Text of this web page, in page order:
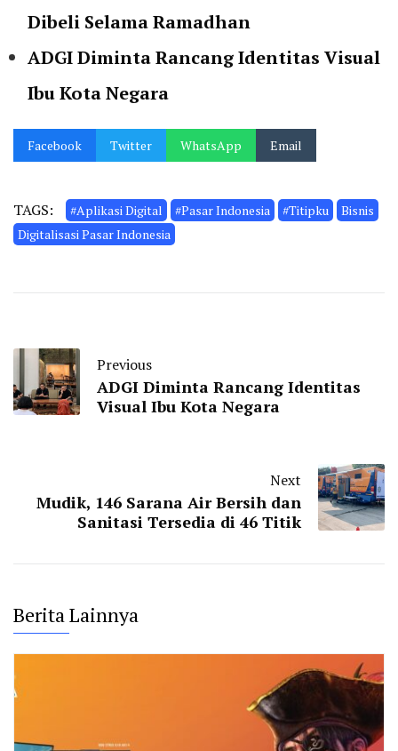
Dibeli Selama Ramadhan
ADGI Diminta Rancang Identitas Visual
Ibu Kota Negara
Facebook Twitter WhatsApp Email
TAGS: #Aplikasi Digital #Pasar Indonesia #Titipku
Bisnis
Digitalisasi Pasar Indonesia
Previous
ADGI Diminta Rancang Identitas
Visual Ibu Kota Negara
Next
Mudik, 146 Sarana Air Bersih dan
Sanitasi Tersedia di 46 Titik
Berita Lainnya